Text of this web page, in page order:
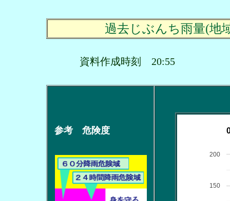
過去じぶんち雨量(地
資料作成時刻 20:55
参考 危険度
150
200